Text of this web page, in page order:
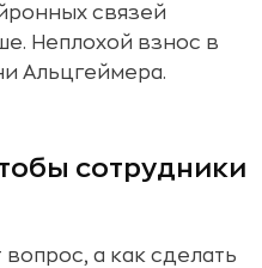
связей
Неплохой взнос в
Альцгеймера.
сотрудники
а как сделать